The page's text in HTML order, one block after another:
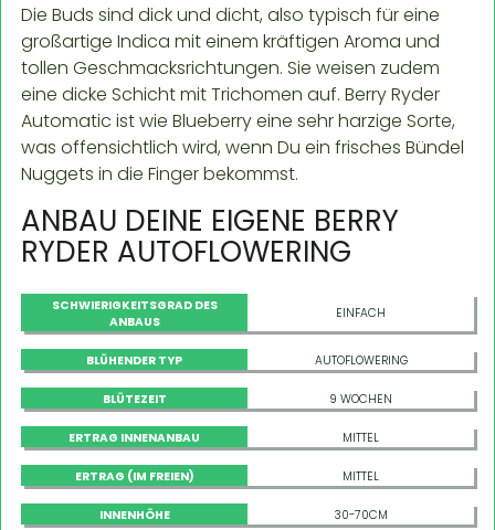
Die Buds sind dick und dicht, also typisch für eine
großartige Indica mit einem kräftigen Aroma und
tollen Geschmacksrichtungen. Sie weisen zudem
eine dicke Schicht mit Trichomen auf. Berry Ryder
Automatic ist wie Blueberry eine sehr harzige Sorte,
was offensichtlich wird, wenn Du ein frisches Bündel
Nuggets in die Finger bekommst.
ANBAU DEINE EIGENE BERRY
RYDER AUTOFLOWERING
SCHWIERIGKEITSGRAD DES
ANBAUS
EINFACH
BLÜHENDER TYP AUTOFLOWERING
BLÜTEZEIT 9 WOCHEN
ERTRAG INNENANBAU MITTEL
ERTRAG (IM FREIEN) MITTEL
INNENHÖHE 30-70CM